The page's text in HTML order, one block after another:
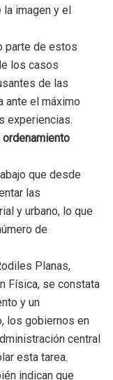
imagen y el
parte de estos
los casos
de las
ante el máximo
experiencias.
que desde
las
y urbano, lo que
de
Planas,
Física, se constata
y un
los gobiernos en
central
esta tarea.
indican que